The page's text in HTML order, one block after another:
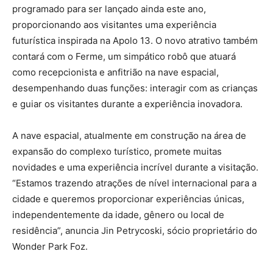
programado para ser lançado ainda este ano,
proporcionando aos visitantes uma experiência
futurística inspirada na Apolo 13. O novo atrativo também
contará com o Ferme, um simpático robô que atuará
como recepcionista e anfitrião na nave espacial,
desempenhando duas funções: interagir com as crianças
e guiar os visitantes durante a experiência inovadora.
A nave espacial, atualmente em construção na área de
expansão do complexo turístico, promete muitas
novidades e uma experiência incrível durante a visitação.
“Estamos trazendo atrações de nível internacional para a
cidade e queremos proporcionar experiências únicas,
independentemente da idade, gênero ou local de
residência”, anuncia Jin Petrycoski, sócio proprietário do
Wonder Park Foz.